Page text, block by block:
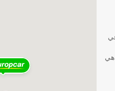
مريحة ومناسبة لاستكشاف هذا البلد الجميل، فإن Europcar هي